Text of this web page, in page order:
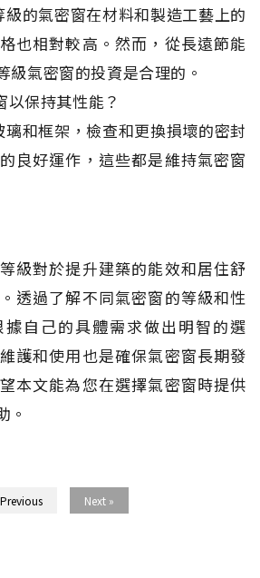
的氣密窗在材料和製造工藝上的
也相對較高。然而，從長遠節能
級氣密窗的投資是合理的。
以保持其性能？
和框架，檢查和更換損壞的密封
良好運作，這些都是維持氣密窗
級對於提升建築的能效和居住舒
透過了解不同氣密窗的等級和性
自己的具體需求做出明智的選
護和使用也是確保氣密窗長期發
本文能為您在選擇氣密窗時提供
。
Next »